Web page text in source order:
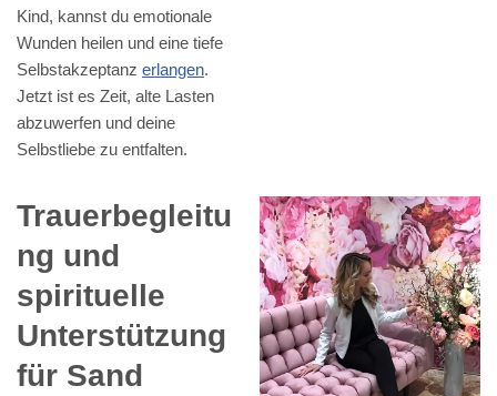
Kind, kannst du emotionale
Wunden heilen und eine tiefe
Selbstakzeptanz erlangen.
Jetzt ist es Zeit, alte Lasten
abzuwerfen und deine
Selbstliebe zu entfalten.
Trauerbegleitu
ng und
spirituelle
Unterstützung
für Sand